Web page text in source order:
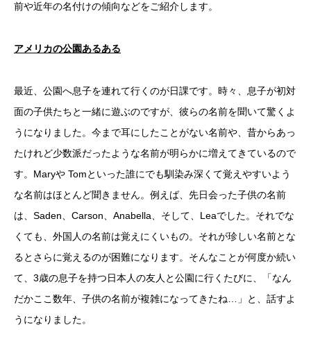
前や近年の名付けの傾向などをご紹介します。
アメリカの公園あるある
最近、公園へ息子を連れて行くのが日課です。時々、息子が初対
面の子供たちと一緒に遊ぶのですが、彼らの名前を聞いて驚くよ
うになりました。今まで耳にしたことがない名前や、昔からあっ
たけれど少数派だったような名前が明らかに増えてきているので
す。Maryや Tomといった誰にでも馴染み深くて覚えやすいよう
な名前はほとんど聞きません。例えば、先日会った子供の名前
は、Saden、Carson、Anabella、そして、Leaでした。それでな
くても、外国人の名前は覚えにくいもの。それが珍しい名前とな
るとさらに覚えるのが困難になります。そんなことが何度か続い
て、3歳の息子を持つ日本人の友人と公園に行くたびに、「なん
だかここ数年、子供の名前が複雑になってきたね…」と、話すよ
うになりました。